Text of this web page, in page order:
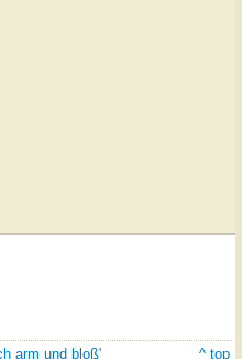
arm und bloß' ^ top